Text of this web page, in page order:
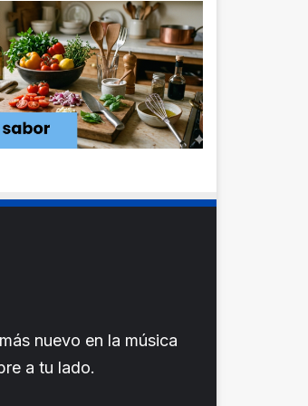
nuevo en la música
a tu lado.